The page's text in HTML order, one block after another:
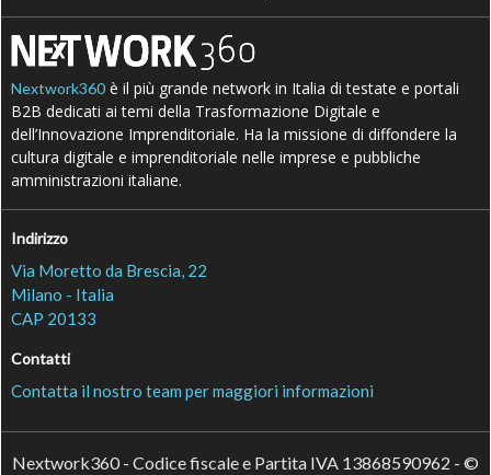
Nextwork360 è il più grande network in Italia di testate e portali
B2B dedicati ai temi della Trasformazione Digitale e
dell’Innovazione Imprenditoriale. Ha la missione di diffondere la
cultura digitale e imprenditoriale nelle imprese e pubbliche
amministrazioni italiane.
Indirizzo
Via Moretto da Brescia, 22
Milano - Italia
CAP 20133
Contatti
Contatta il nostro team per maggiori informazioni
Nextwork360 - Codice fiscale e Partita IVA 13868590962 - ©